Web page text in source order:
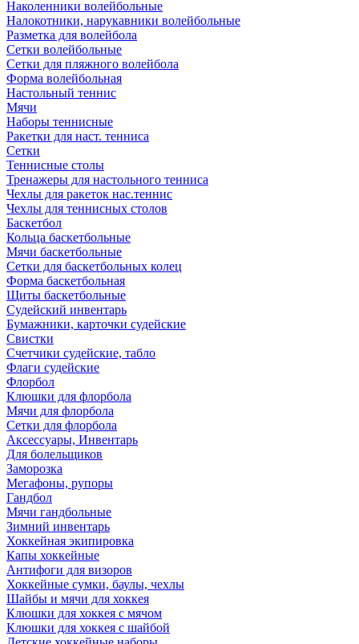
Наколенники волейбольные
Налокотники, нарукавники волейбольные
Разметка для волейбола
Сетки волейбольные
Сетки для пляжного волейбола
Форма волейбольная
Настольный теннис
Мячи
Наборы теннисные
Ракетки для наст. тенниса
Сетки
Теннисные столы
Тренажеры для настольного тенниса
Чехлы для ракеток нас.теннис
Чехлы для теннисных столов
Баскетбол
Кольца баскетбольные
Мячи баскетбольные
Сетки для баскетбольных колец
Форма баскетбольная
Щиты баскетбольные
Судейский инвентарь
Бумажники, карточки судейские
Свистки
Счетчики судейские, табло
Флаги судейские
Флорбол
Клюшки для флорбола
Мячи для флорбола
Сетки для флорбола
Аксессуары, Инвентарь
Для болельщиков
Заморозка
Мегафоны, рупоры
Гандбол
Мячи гандбольные
Зимний инвентарь
Хоккейная экипировка
Капы хоккейные
Антифоги для визоров
Хоккейные сумки, баулы, чехлы
Шайбы и мячи для хоккея
Клюшки для хоккея с мячом
Клюшки для хоккея с шайбой